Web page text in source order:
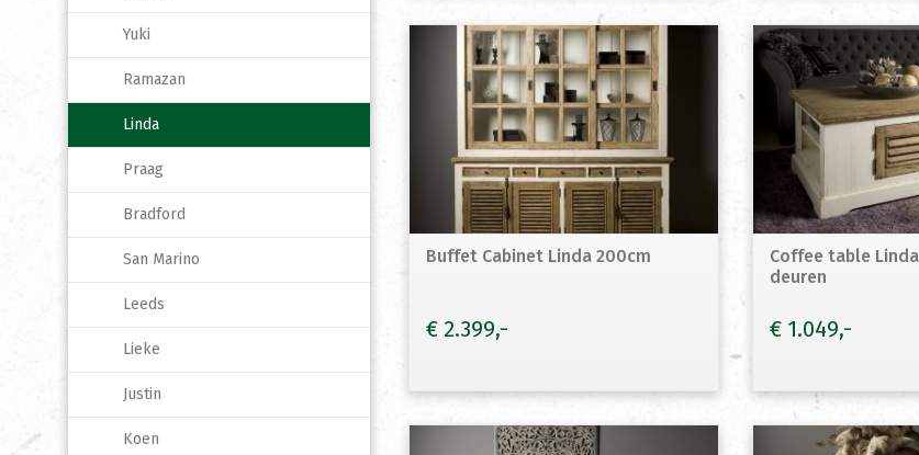
Buffet Cabinet Linda 200cm
€ 2.399
Coffee table
deuren
€ 1.049
Yuki
Ramazan
Linda
Praag
Bradford
San Marino
Leeds
Lieke
Justin
Koen